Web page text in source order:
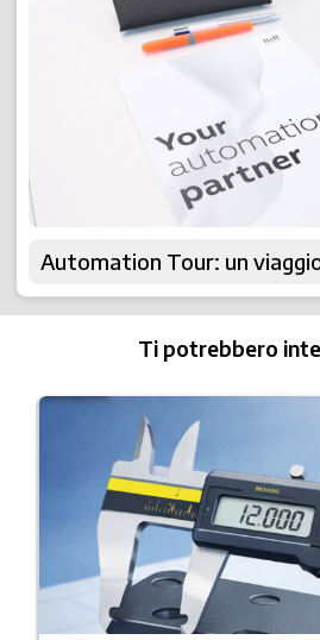
Automation Tour: un
Ti potrebbero